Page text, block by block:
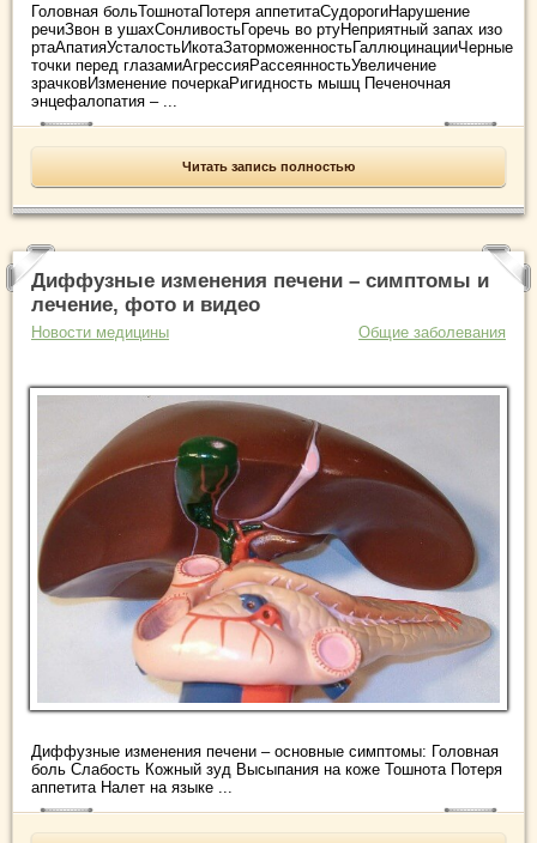
Головная больТошнотаПотеря аппетитаСудорогиНарушение
речиЗвон в ушахСонливостьГоречь во ртуНеприятный запах изо
ртаАпатияУсталостьИкотаЗаторможенностьГаллюцинацииЧерные
точки перед глазамиАгрессияРассеянностьУвеличение
зрачковИзменение почеркаРигидность мышц Печеночная
энцефалопатия – ...
Читать запись полностью
Диффузные изменения печени – симптомы и
лечение, фото и видео
Новости медицины Общие заболевания
Диффузные изменения печени – основные симптомы: Головная
боль Слабость Кожный зуд Высыпания на коже Тошнота Потеря
аппетита Налет на языке ...